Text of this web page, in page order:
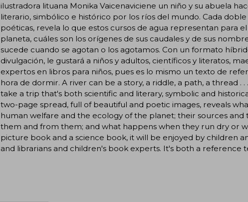
ilustradora lituana Monika Vaicenaviciene un niño y su abuela
literario, simbólico e histórico por los ríos del mundo. Cada
poéticas, revela lo que estos cursos de agua representan para
planeta, cuáles son los orígenes de sus caudales y de sus
sucede cuando se agotan o los agotamos. Con un formato
divulgación, le gustará a niños y adultos, científicos y literatos,
expertos en libros para niños, pues es lo mismo un texto de
hora de dormir. A river can be a story, a riddle, a path, a thread .
take a trip that's both scientific and literary, symbolic and
two-page spread, full of beautiful and poetic images, reveals
human welfare and the ecology of the planet; their sources and
them and from them; and what happens when they run dry or
picture book and a science book, it will be enjoyed by children
and librarians and children's book experts. It's both a reference